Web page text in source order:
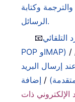
وكتابة
الرسائل.
📧(متاح لبروتوكولي
POP وIMAP) /
إرسال البريد
/ إضافة
الإلكتروني ذات